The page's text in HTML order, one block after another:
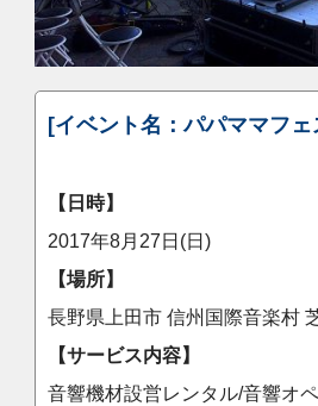
[イベント名：パパママフェ
【日時】
2017年8月27日(日)
【場所】
長野県上田市 信州国際音楽村
【サービス内容】
音響機材設営レンタル/音響オ